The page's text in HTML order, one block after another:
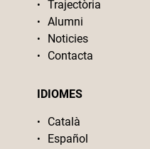
Trajectòria
Alumni
Noticies
Contacta
IDIOMES
Català
Español